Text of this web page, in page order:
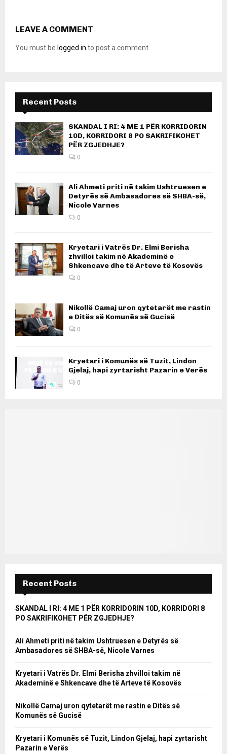
LEAVE A COMMENT
You must be logged in to post a comment.
Recent Posts
SKANDAL I RI: 4 ME 1 PËR KORRIDORIN
10D, KORRIDORI 8 PO SAKRIFIKOHET
PËR ZGJEDHJE?
0
Ali Ahmeti priti në takim Ushtruesen e
Detyrës së Ambasadores së SHBA-së,
Nicole Varnes
0
Kryetari i Vatrës Dr. Elmi Berisha
zhvilloi takim në Akademinë e
Shkencave dhe të Arteve të Kosovës
0
Nikollë Camaj uron qytetarët me rastin
e Ditës së Komunës së Gucisë
0
Kryetari i Komunës së Tuzit, Lindon
Gjelaj, hapi zyrtarisht Pazarin e Verës
0
Recent Posts
SKANDAL I RI: 4 ME 1 PËR KORRIDORIN 10D, KORRIDORI 8
PO SAKRIFIKOHET PËR ZGJEDHJE?
Ali Ahmeti priti në takim Ushtruesen e Detyrës së
Ambasadores së SHBA-së, Nicole Varnes
Kryetari i Vatrës Dr. Elmi Berisha zhvilloi takim në
Akademinë e Shkencave dhe të Arteve të Kosovës
Nikollë Camaj uron qytetarët me rastin e Ditës së
Komunës së Gucisë
Kryetari i Komunës së Tuzit, Lindon Gjelaj, hapi zyrtarisht
Pazarin e Verës